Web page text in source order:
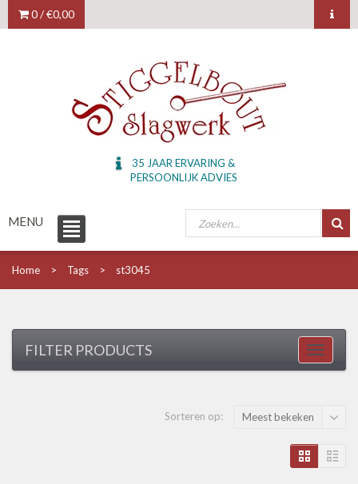
0 /€0,00
35 JAAR ERVARING &
PERSOONLIJK ADVIES
MENU
Home Tags st3045
FILTER PRODUCTS
Sorteren op: Meest bekeken